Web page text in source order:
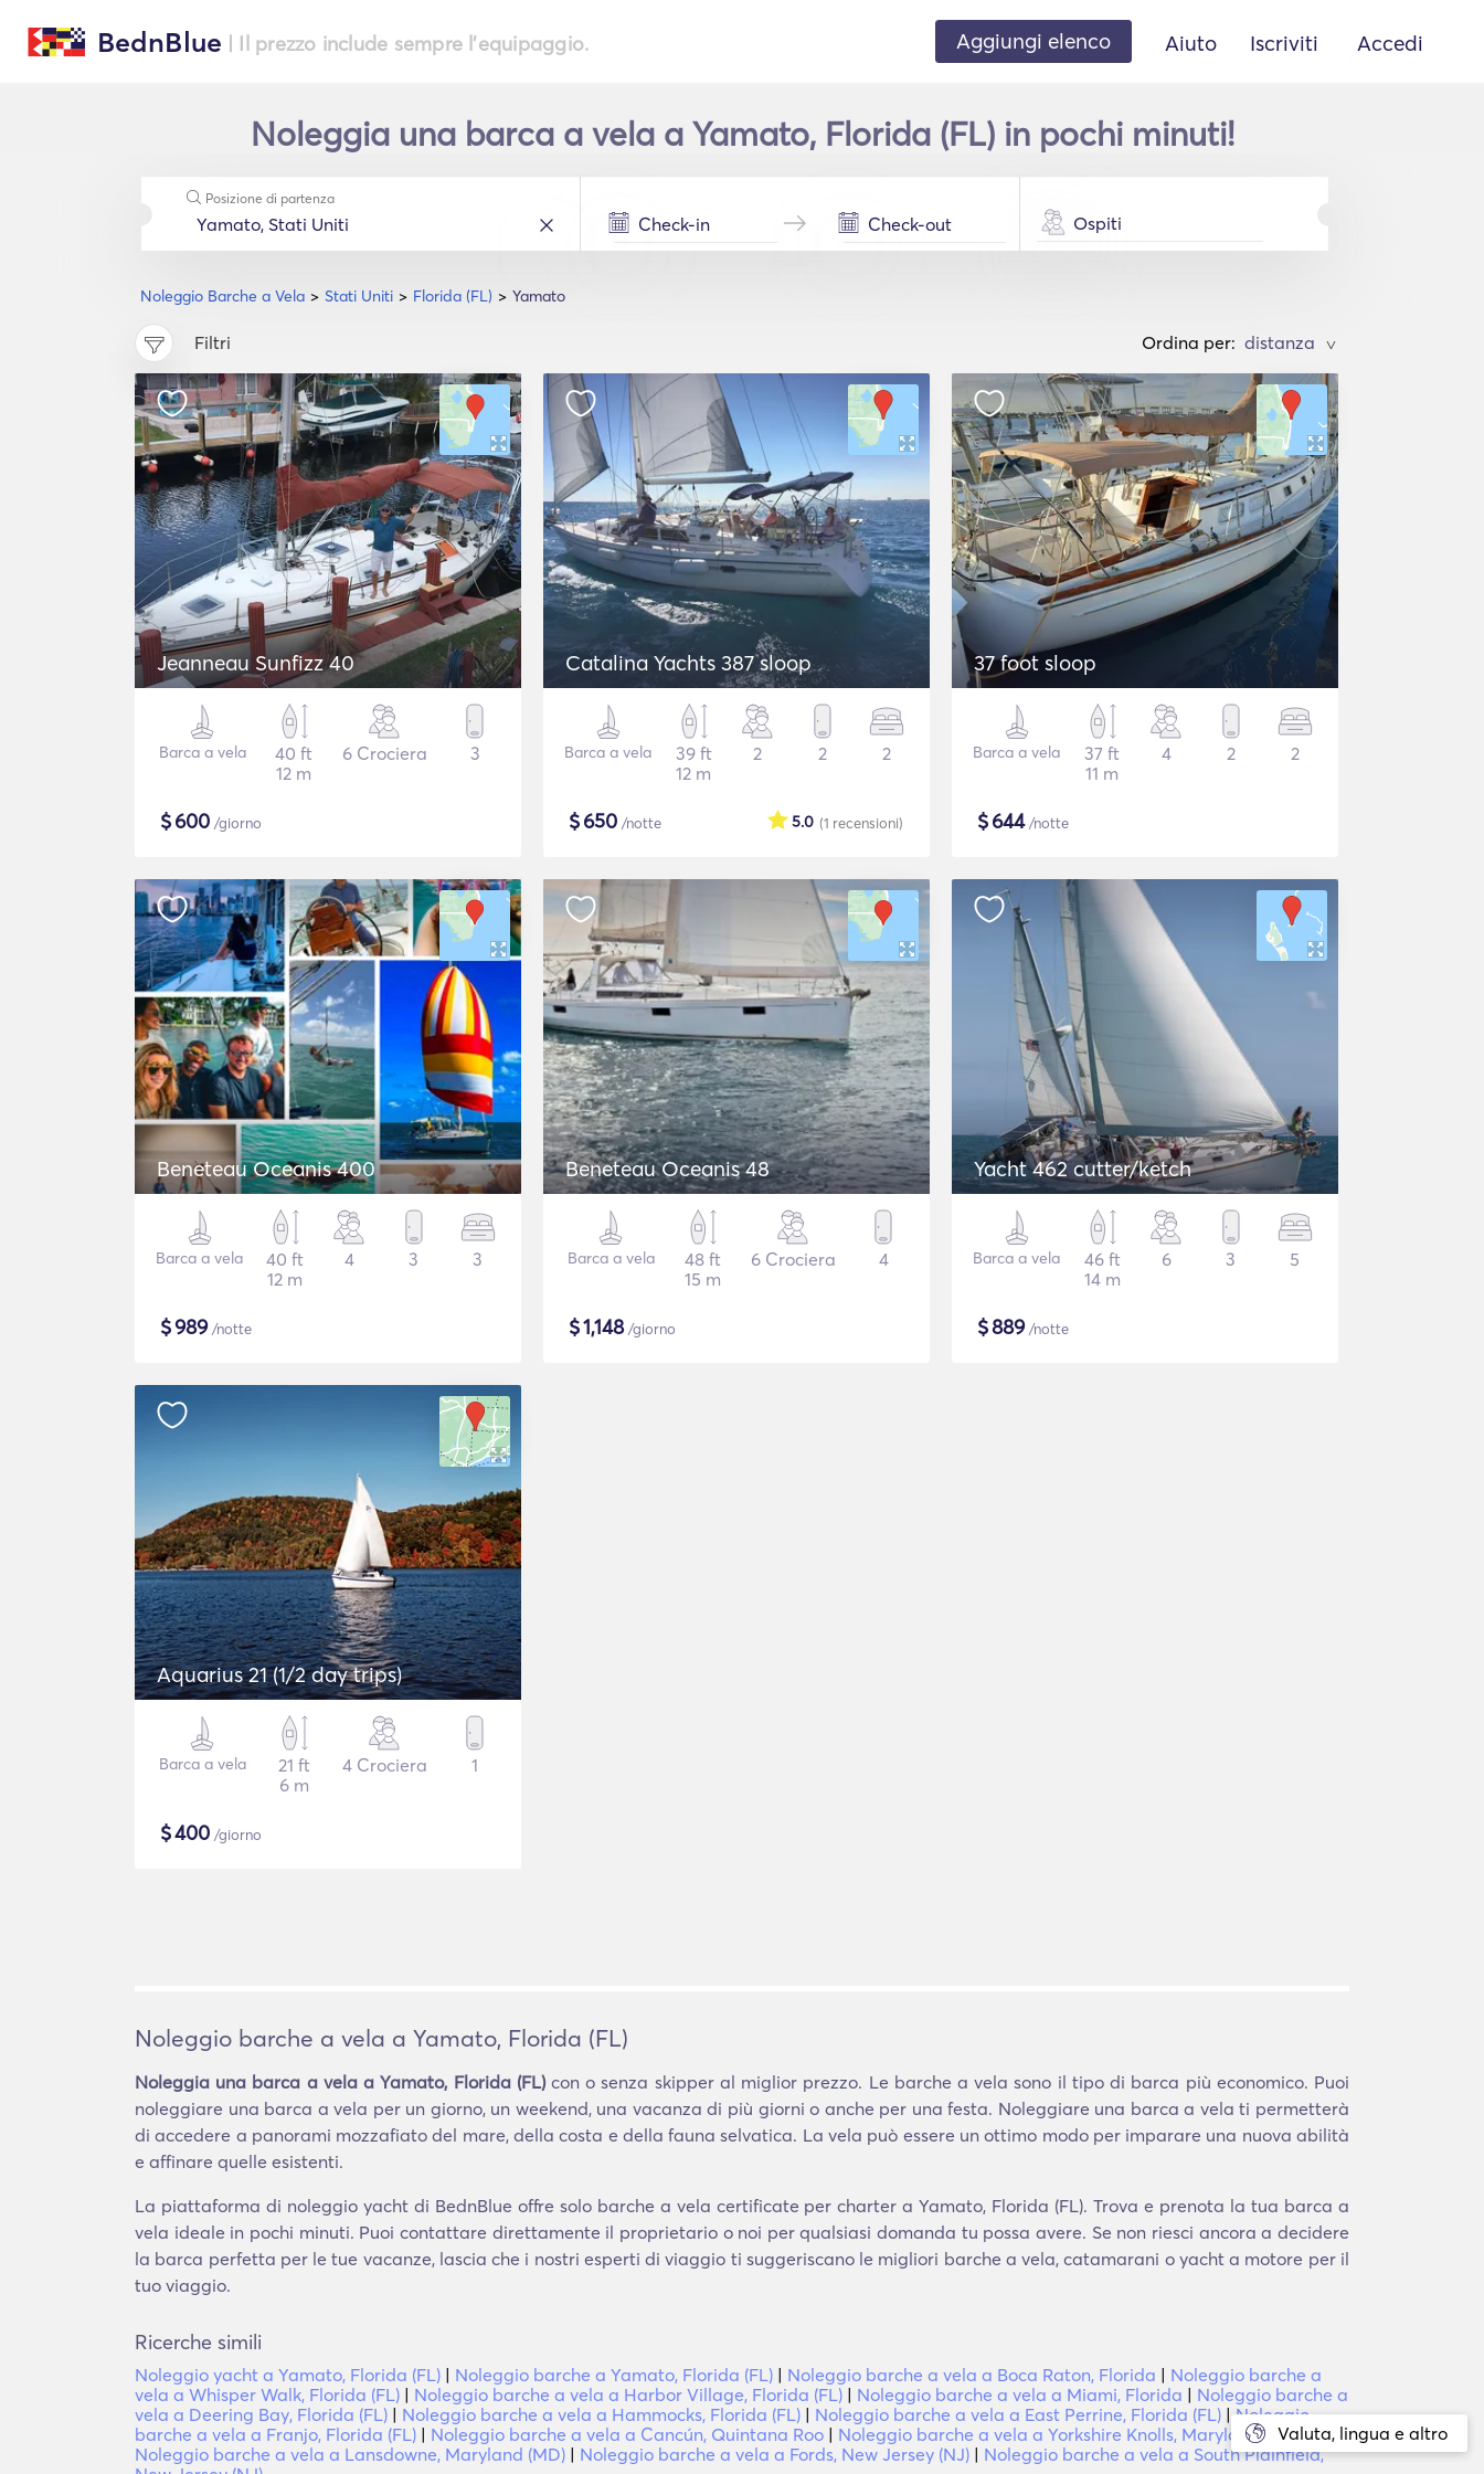
BednBlue | Il prezzo include sempre l'equipaggio. Aggiungi elenco Aiuto Iscriviti Accedi
Noleggia una barca a vela a Yamato, Florida (FL) in pochi minuti!
Noleggio Barche a Vela Stati Uniti Florida (FL) Yamato
Posizione di partenza
Ospiti
Filtri Ordina per: >
Jeanneau Sunfizz 40
Barca a vela
40 ft
12 m
6 Crociera 3
$600 /giorno
Catalina Yachts 387 sloop
Barca a vela
39 ft
12 m
2 2 2
$650 /notte (1 recensioni)
5.0
37 foot sloop
Barca a vela
37 ft
11 m
4 2 2
$644/notte
Beneteau Oceanis 400
Barca a vela
40 ft
12 m
4 3 3
$989/notte
Beneteau Oceanis 48
Barca a vela
48 ft
15 m
6 Crociera 4
$1,148/giorno
Yacht 462 cutter/ketch
Barca a vela
46 ft
14 m
6 3 5
$889/notte
Aquarius 21 (1/2 day trips)
Barca a vela
21 ft
6 m
4 Crociera 1
$400 /giorno
Valuta, lingua e altro
Noleggio barche a vela a Yamato, Florida (FL)
Noleggia una barca a vela a Yamato, Florida (FL)con o senza skipper al miglior prezzo. Le barche a vela sono il tipo di barca più economico. Puoi
noleggiare una barca a vela per un giorno, un weekend, una vacanza di più giorni o anche per una festa. Noleggiare una barca a vela ti permetterà
di accedere a panorami mozzafiato del mare, della costa e della fauna selvatica. La vela può essere un ottimo modo per imparare una nuova abilità
e affinare quelle esistenti.
La piattaforma di noleggio yacht di BednBlue offre solo barche a vela certificate per charter a Yamato, Florida (FL). Trova e prenota la tua barca a
vela ideale in pochi minuti. Puoi contattare direttamente il proprietario o noi per qualsiasi domanda tu possa avere. Se non riesci ancora a decidere
la barca perfetta per le tue vacanze, lascia che i nostri esperti di viaggio ti suggeriscano le migliori barche a vela, catamarani o yacht a motore per il
tuo viaggio.
Ricerche simili
Noleggio yacht a Yamato, Florida (FL) | Noleggio barche a Yamato, Florida (FL) | Noleggio barche a vela a Boca Raton, Florida | Noleggio barche a
vela a Whisper Walk, Florida (FL) | Noleggio barche a vela a Harbor Village, Florida (FL) | Noleggio barche a vela a Miami, Florida | Noleggio barche a
vela a Deering Bay, Florida (FL) | Noleggio barche a vela a Hammocks, Florida (FL) | Noleggio barche a vela a East Perrine, Florida (FL) |Noleggio
barche a vela a Franjo, Florida (FL) | Noleggio barche a vela a Cancún, Quintana Roo | Noleggio barche a vela a Yorkshire Knolls, Maryland (MD)|
Noleggio barche a vela a Lansdowne, Maryland (MD) | Noleggio barche a vela a Fords, New Jersey (NJ) | Noleggio barche a vela a South Plainfield,